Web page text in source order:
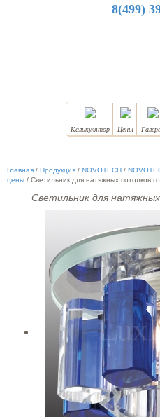
8(499)
Калькулятор Цены
Главная / Продукция / NOVOTECH /
цены / Светильник для натяжных потолков
Светильник для